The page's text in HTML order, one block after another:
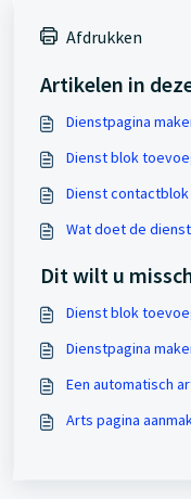
Afdrukken
Artikelen in
Dienstpagina
Dienst blok
Dienst
Wat doet de
Dit wilt u
Dienst blok
Dienstpagina
Een automatisch
Arts pagina